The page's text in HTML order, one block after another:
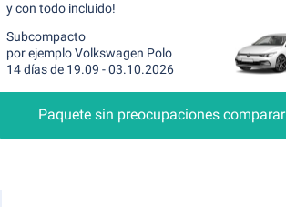
y con todo incluido!
Subcompacto
por ejemplo Volkswagen Polo
14 días de 19.09 - 03.10.2026
Paquete sin preocupaciones comparar